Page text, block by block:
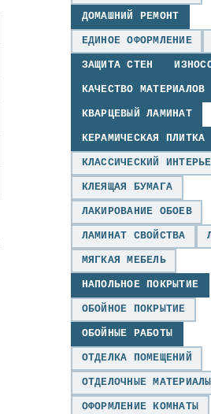
ДОМАШНИЙ РЕМОНТ
ЕДИНОЕ ОФОРМЛЕНИЕ
ЗАЩИТА СТЕН
КАЧЕСТВО МАТЕРИАЛОВ
КВАРЦЕВЫЙ ЛАМИНАТ
КЕРАМИЧЕСКАЯ ПЛИТКА
КЛАССИЧЕСКИЙ
КЛЕЯЩАЯ БУМАГА
ЛАКИРОВАНИЕ ОБОЕВ
ЛАМИНАТ СВОЙСТВА
МЯГКАЯ МЕБЕЛЬ
НАПОЛЬНОЕ ПОКРЫТИЕ
ОБОЙНОЕ ПОКРЫТИЕ
ОБОЙНЫЕ РАБОТЫ
ОТДЕЛКА ПОМЕЩЕНИЙ
ОТДЕЛОЧНЫЕ МАТЕРИАЛЫ
ОФОРМЛЕНИЕ КОМНАТЫ